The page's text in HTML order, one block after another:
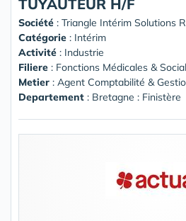
TUYAUTEUR H/F
Société : Triangle Intérim Solutions
Catégorie : Intérim
Activité : Industrie
Filiere : Fonctions Médicales &
Metier : Agent Comptabilité &
Departement : Bretagne : Finistère